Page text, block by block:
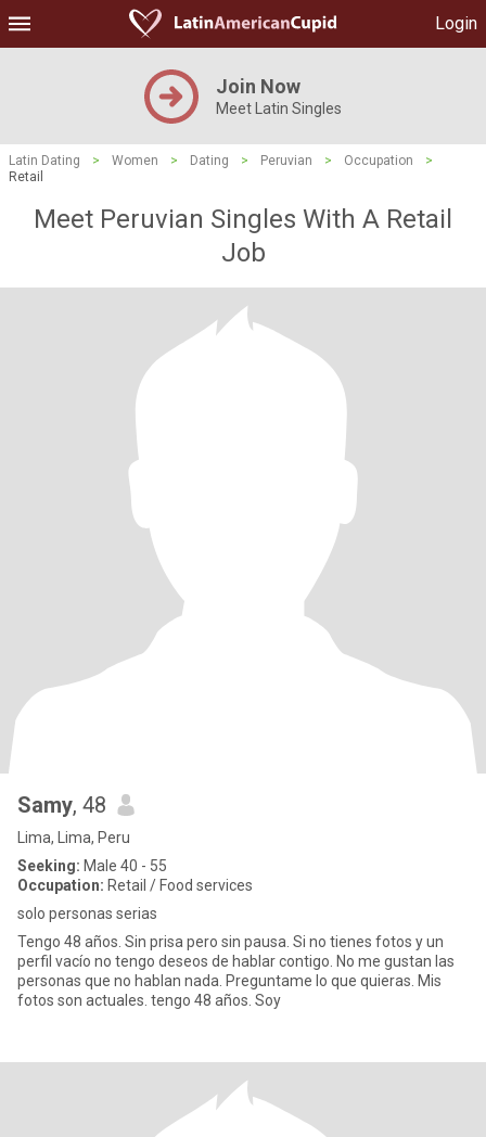
Login
Join Now
Meet Latin Singles
Latin Dating > Women > Dating > Peruvian > Occupation
>
Retail
Meet Peruvian Singles With A Retail
Job
Samy, 48
Lima, Lima, Peru
Seeking: Male 40 - 55
Occupation: Retail / Food services
solo personas serias
Tengo 48 años. Sin prisa pero sin pausa. Si no tienes fotos y un
perfil vacío no tengo deseos de hablar contigo. No me gustan las
personas que no hablan nada. Preguntame lo que quieras. Mis
fotos son actuales. tengo 48 años. Soy